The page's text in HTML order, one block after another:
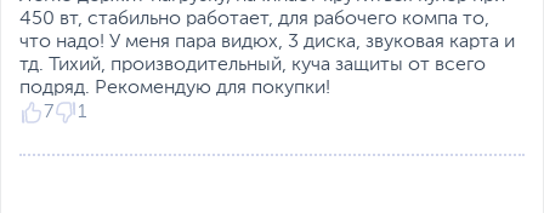
450 вт, стабильно работает, для рабочего компа то,
что надо! У меня пара видюх, 3 диска, звуковая карта и
тд. Тихий, производительный, куча защиты от всего
подряд. Рекомендую для покупки!
7
1